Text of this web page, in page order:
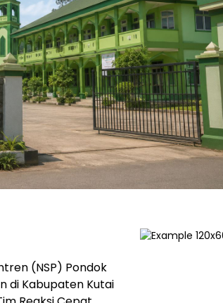
(NSP) Pondok
di Kabupaten Kutai